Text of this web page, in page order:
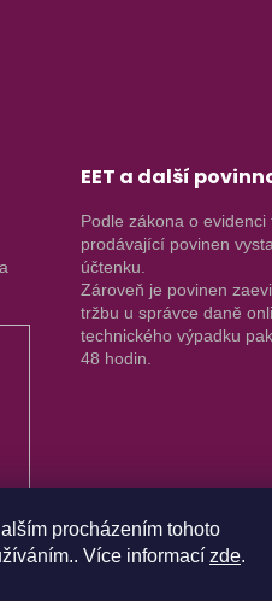
procházením tohoto
Více informací zde.
EET a další
Podle zákona o evidenci
prodávající povinen
účtenku.
Zároveň je povinen
tržbu u správce daně
technického výpadku
48 hodin.